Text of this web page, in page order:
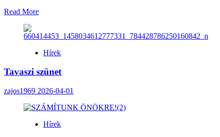
Read MoreRead
Szurkolás
a
meccsen
Hírek
Tavaszi szünet
zajos1969 2026-04-01
Hírek